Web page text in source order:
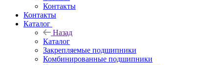
Контакты
Контакты
Каталог
Назад
Каталог
Закрепляемые подшипники
Комбинированные подшипники